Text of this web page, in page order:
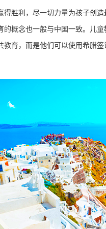
胜利，尽一切力量为孩子创
概念也一般与中国一致。儿
育，而是他们可以使用希腊